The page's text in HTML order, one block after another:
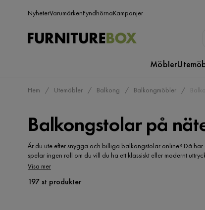
NyheterVarumärkenFyndhörnaKampanjer
Möbler
Hem Utemöbler Balkong Balkongmöbler
Balkongstolar på
Är du ute efter snygga och billiga balkongstolar online? Då
spelar ingen roll om du vill du ha ett klassiskt eller modernt
ute efter billiga balkongstolar? Du kanske är på jakt efter
Visa mer
197 st produkter